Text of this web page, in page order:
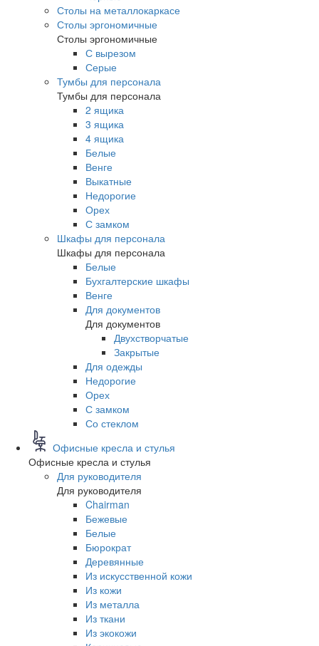
Столы на металлокаркасе
Столы эргономичные
Столы эргономичные
С вырезом
Серые
Тумбы для персонала
Тумбы для персонала
2 ящика
3 ящика
4 ящика
Белые
Венге
Выкатные
Недорогие
Орех
С замком
Шкафы для персонала
Шкафы для персонала
Белые
Бухгалтерские шкафы
Венге
Для документов
Для документов
Двухстворчатые
Закрытые
Для одежды
Недорогие
Орех
С замком
Со стеклом
Офисные кресла и стулья
Офисные кресла и стулья
Для руководителя
Для руководителя
Chairman
Бежевые
Белые
Бюрократ
Деревянные
Из искусственной кожи
Из кожи
Из металла
Из ткани
Из экокожи